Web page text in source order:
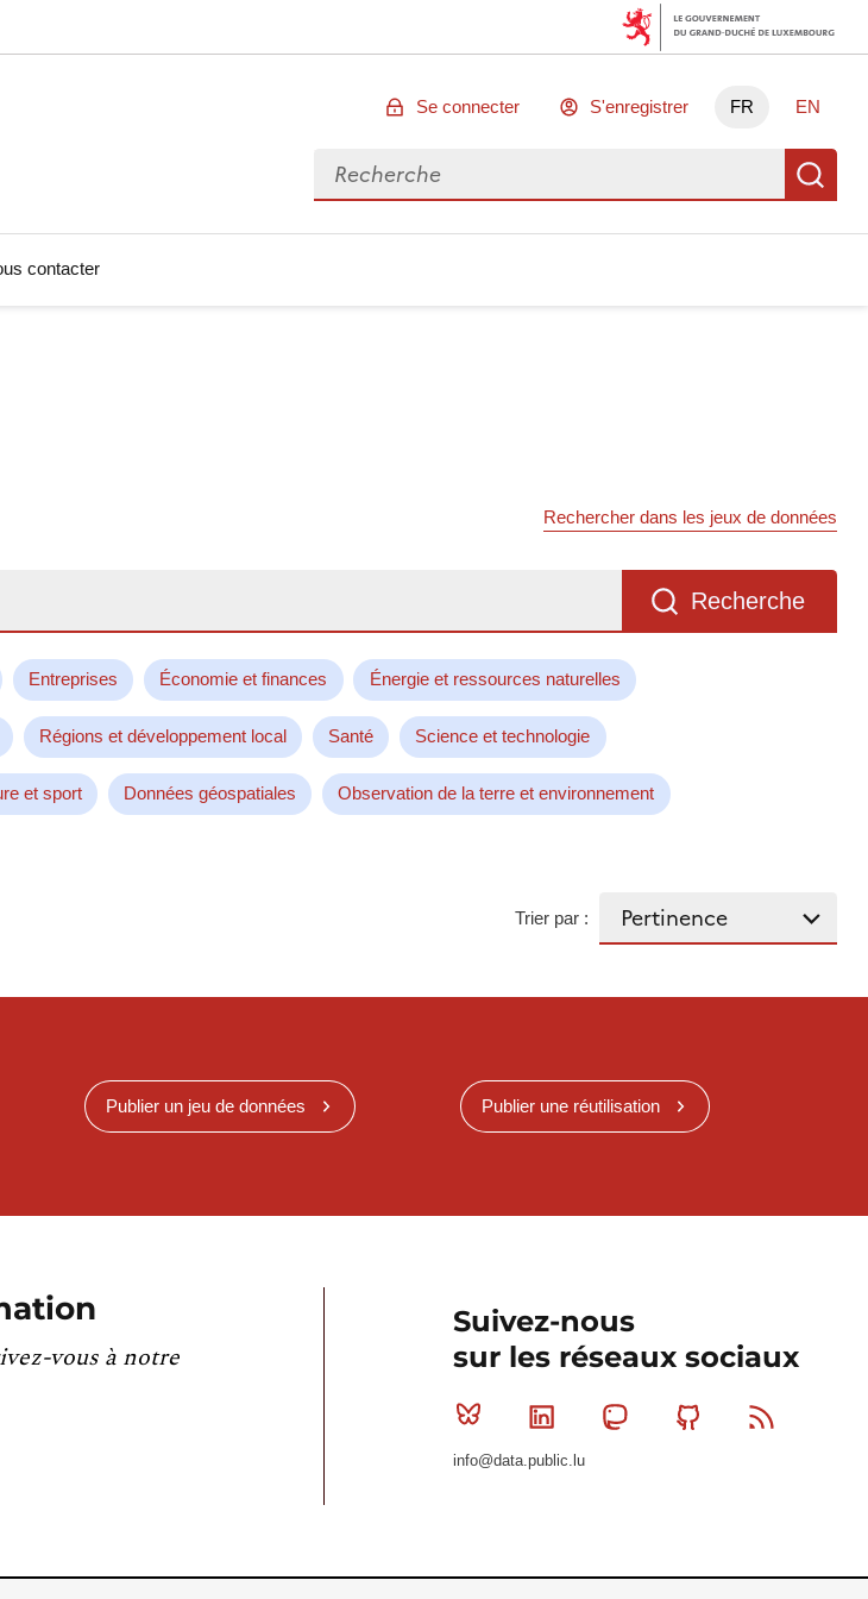
Se connecter S'enregistrer FR EN
Rechercher des données
contacter
Rechercher dans les jeux de données
Recherche
Entreprises Économie et finances Énergie et ressources naturelles
Régions et développement local Santé Science et technologie
et sport Données géospatiales Observation de la terre et environnement
Trier par :
Publier un jeu de données Publier une réutilisation
vous à notre
Suivez-nous
sur les réseaux sociaux
Bluesky Linkedin MastodonGithub
info@data.public.lu